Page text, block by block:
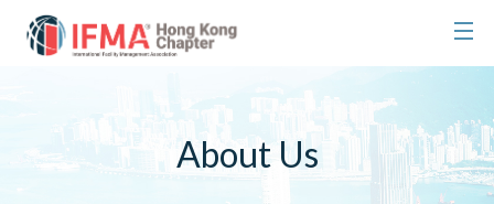
About Us